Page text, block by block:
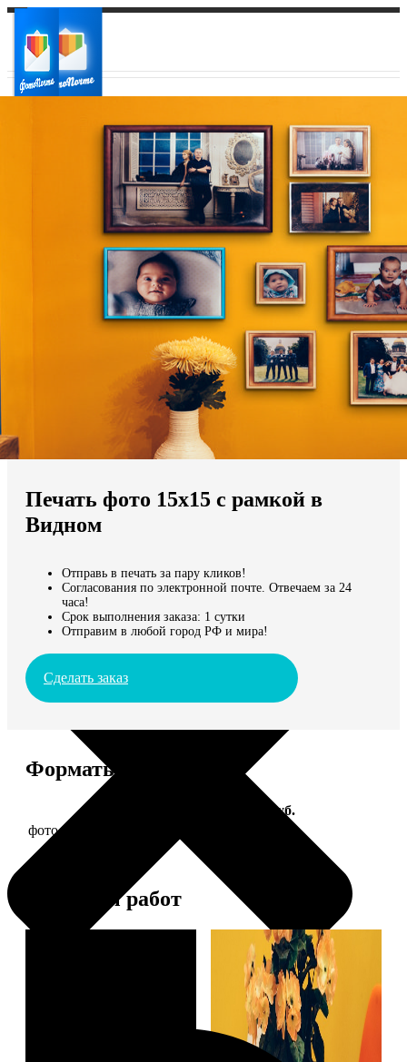
Ваш регион доставки
Выберите из списка:
Мы доставляем по всему миру
Продолжить без города
Печать фото 15х15 с рамкой в
Видном
Отправь в печать за пару кликов!
Согласования по электронной почте. Отвечаем за 24
часа!
Срок выполнения заказа: 1 сутки
Отправим в любой город РФ и мира!
Сделать заказ
Форматы и цены
Цена, руб.
фото 15х15 в деревянной рамке
Примеры работ